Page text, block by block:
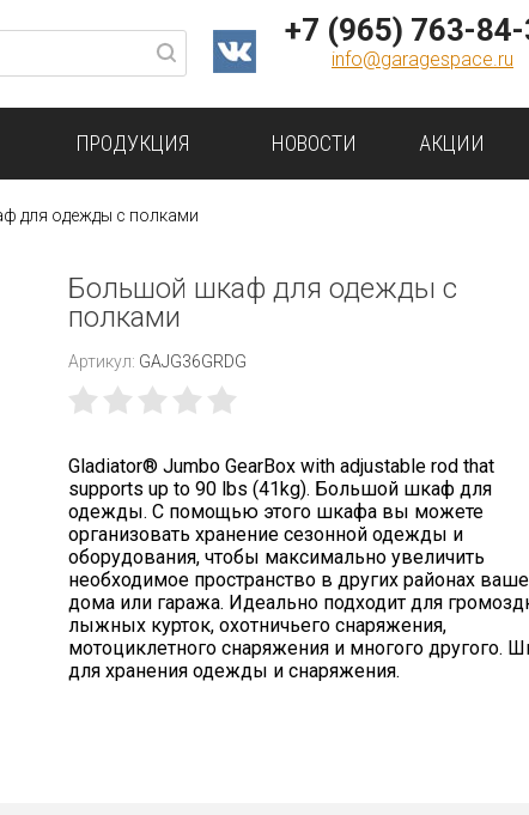
+7 (965) 763-
info@garagespace.ru
ПРОДУКЦИЯ НОВОСТИ АКЦИИ
для одежды с полками
Большой шкаф для одежды с
полками
Артикул: GAJG36GRDG
Gladiator® Jumbo GearBox with adjustable rod that
supports up to 90 lbs (41kg). Большой шкаф для
одежды. С помощью этого шкафа вы можете
организовать хранение сезонной одежды и
оборудования, чтобы максимально увеличить
необходимое пространство в других районах
дома или гаража. Идеально подходит для
лыжных курток, охотничьего снаряжения,
мотоциклетного снаряжения и многого другого.
для хранения одежды и снаряжения.